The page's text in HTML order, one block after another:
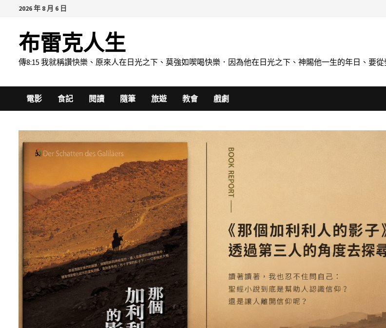
content
2026 年 8 月 6 日
布雷克人生
傳8:15 我就稱讚快樂、原來人在日光之下、莫強如喫喝快樂．因為他在日光之下、神賜他一生的年日、要
電影 食記 閱讀 隨筆 旅遊 教會 戲劇